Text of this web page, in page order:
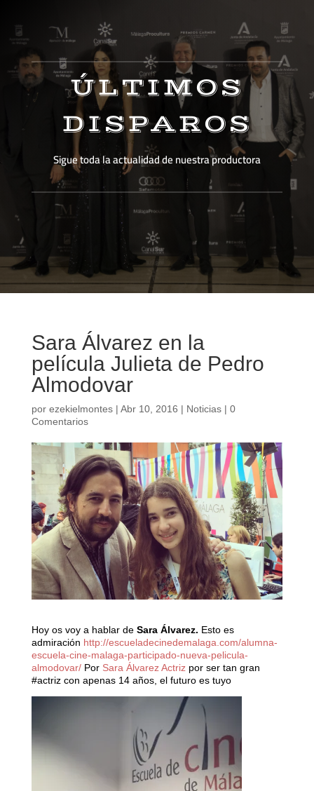
ÚLTIMOS
DISPAROS
Sigue toda la actualidad de nuestra productora
Sara Álvarez en la
película Julieta de Pedro
Almodovar
por ezekielmontes| Abr 10, 2016 | Noticias| 0
Comentarios
Hoy os voy a hablar de Sara Álvarez. Esto es
admiración http://escueladecinedemalaga.com/alumna-
escuela-cine-malaga-participado-nueva-pelicula-
almodovar/Por Sara Álvarez Actrizpor ser tan gran
#actrizcon apenas 14 años, el futuro es tuyo